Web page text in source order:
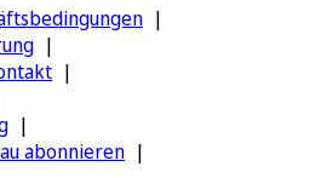
abonnieren